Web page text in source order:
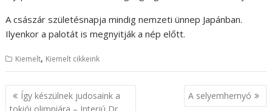
A császár születésnapja mindig nemzeti ünnep Japánban.
Ilyenkor a palotát is megnyitják a nép előtt.
Kiemelt, Kiemelt cikkeink
B
Így készülnek judosaink a
A selyemhernyó